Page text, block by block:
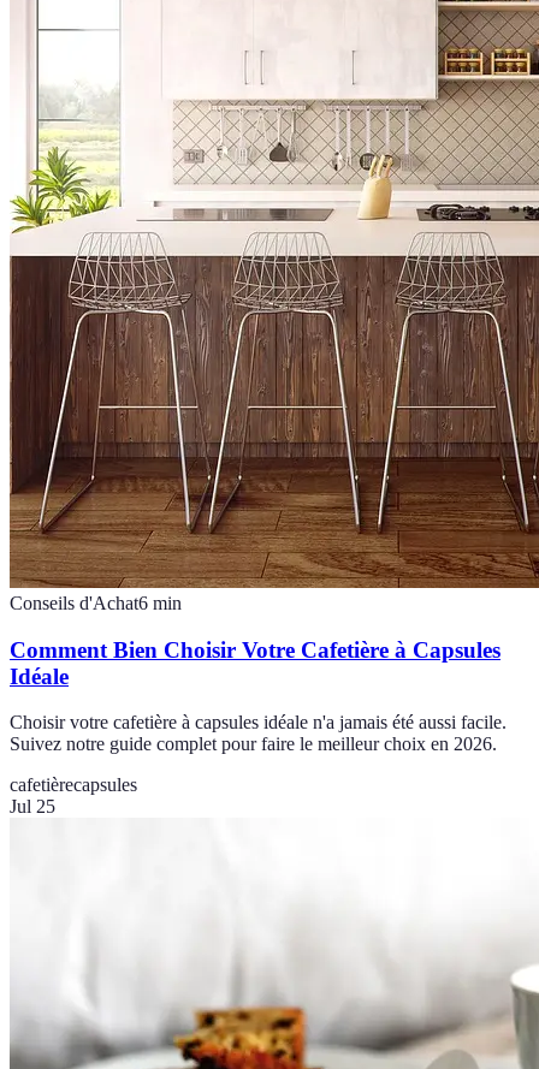
Conseils d'Achat6 min
Comment Bien Choisir Votre Cafetière à Capsules
Idéale
Choisir votre cafetière à capsules idéale n'a jamais été aussi facile.
Suivez notre guide complet pour faire le meilleur choix en 2026.
cafetièrecapsules
Jul 25